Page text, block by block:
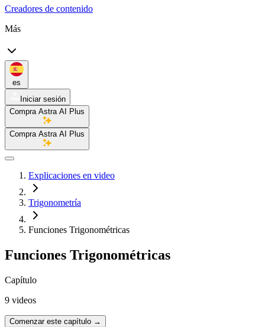
Creadores de contenido
Más
es
Iniciar sesión
Compra Astra AI Plus
Compra Astra AI Plus
Explicaciones en video
Trigonometría
Funciones Trigonométricas
Funciones Trigonométricas
Capítulo
9 videos
Comenzar este capítulo →